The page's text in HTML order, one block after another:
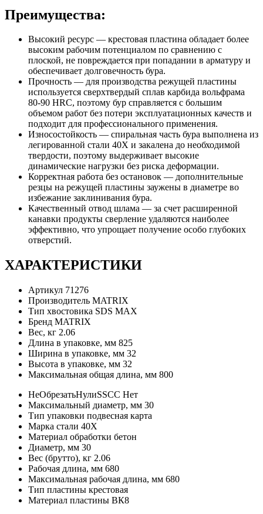
Преимущества:
Высокий ресурс — крестовая пластина обладает более
высоким рабочим потенциалом по сравнению с
плоской, не повреждается при попадании в арматуру и
обеспечивает долговечность бура.
Прочность — для производства режущей пластины
используется сверхтвердый сплав карбида вольфрама
80-90 HRC, поэтому бур справляется с большим
объемом работ без потери эксплуатационных качеств и
подходит для профессионального применения.
Износостойкость — спиральная часть бура выполнена из
легированной стали 40Х и закалена до необходимой
твердости, поэтому выдерживает высокие
динамические нагрузки без риска деформации.
Корректная работа без остановок — дополнительные
резцы на режущей пластины заужены в диаметре во
избежание заклинивания бура.
Качественный отвод шлама — за счет расширенной
канавки продукты сверление удаляются наиболее
эффективно, что упрощает получение особо глубоких
отверстий.
ХАРАКТЕРИСТИКИ
Артикул 71276
Производитель MATRIX
Тип хвостовика SDS MAX
Бренд MATRIX
Вес, кг 2.06
Длина в упаковке, мм 825
Ширина в упаковке, мм 32
Высота в упаковке, мм 32
Максимальная общая длина, мм 800
НеОбрезатьНулиSSCC Нет
Максимальный диаметр, мм 30
Тип упаковки подвесная карта
Марка стали 40Х
Материал обработки бетон
Диаметр, мм 30
Вес (брутто), кг 2.06
Рабочая длина, мм 680
Максимальная рабочая длина, мм 680
Тип пластины крестовая
Материал пластины ВК8